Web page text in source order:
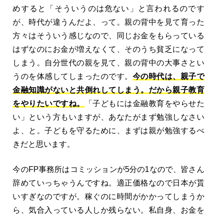
めすると「そういうのは危ない」と言われるのです
が、時代が違うんだよ、って。親の背中を見て育った
方々はそういう感じなので、同じお金をもらっている
はずなのにお金が増えなくて、そのうち貧乏になって
しまう。自分世代の親を見て、親の背中の大事さとい
うのを体感してしまったのです。 今の時代は、親子で
金融知識がないと共倒れしてしまう。だから親子教育
をやりたいですね。
「子どもには金融教育をやらせた
い」という方もいますが、あなたがまず勉強しなさい
よ、と。子どもを守るために、まずは親が勉強するべ
きだと思います。
今のFP事務所はコミッションが5分の1なので、皆さん
辞めていっちゃうんですね。適正価格なので日本が貰
いすぎなのですが。稼ぐのに時間がかかってしまうか
ら、気合入っている人しか残らない。私自身、お金を